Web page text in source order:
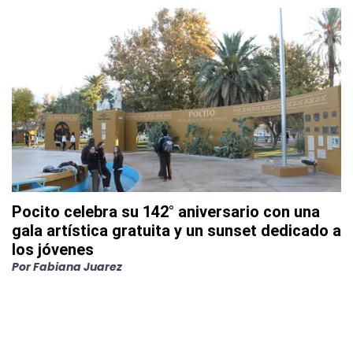
Pocito celebra su 142° aniversario con una
gala artística gratuita y un sunset dedicado a
los jóvenes
PorFabiana Juarez